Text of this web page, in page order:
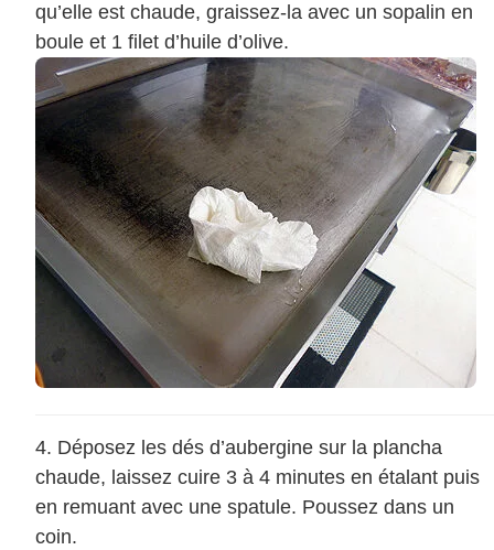
qu’elle est chaude, graissez-la avec un sopalin en
boule et 1 filet d’huile d’olive.
Déposez les dés d’aubergine sur la plancha
chaude, laissez cuire 3 à 4 minutes en étalant puis
en remuant avec une spatule. Poussez dans un
coin.